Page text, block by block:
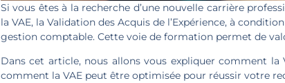
Si vous êtes à la recherche d’une nouvelle carrière
la VAE, la Validation des Acquis de l’Expérience, à
gestion comptable. Cette voie de formation permet de
Dans cet article, nous allons vous expliquer comment
comment la VAE peut être optimisée pour réussir votre